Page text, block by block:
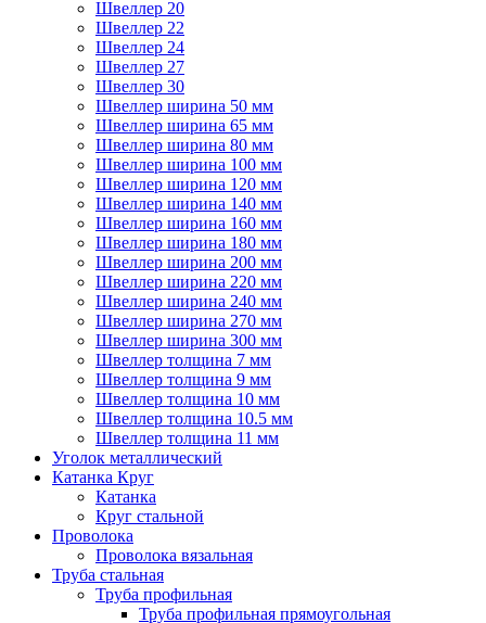
Швеллер 20
Швеллер 22
Швеллер 24
Швеллер 27
Швеллер 30
Швеллер ширина 50 мм
Швеллер ширина 65 мм
Швеллер ширина 80 мм
Швеллер ширина 100 мм
Швеллер ширина 120 мм
Швеллер ширина 140 мм
Швеллер ширина 160 мм
Швеллер ширина 180 мм
Швеллер ширина 200 мм
Швеллер ширина 220 мм
Швеллер ширина 240 мм
Швеллер ширина 270 мм
Швеллер ширина 300 мм
Швеллер толщина 7 мм
Швеллер толщина 9 мм
Швеллер толщина 10 мм
Швеллер толщина 10.5 мм
Швеллер толщина 11 мм
Уголок металлический
Катанка Круг
Катанка
Круг стальной
Проволока
Проволока вязальная
Труба стальная
Труба профильная
Труба профильная прямоугольная